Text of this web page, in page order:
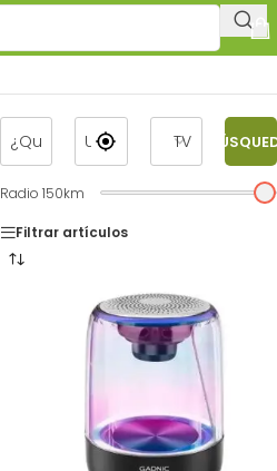
Radio150km
Filtrar artículos